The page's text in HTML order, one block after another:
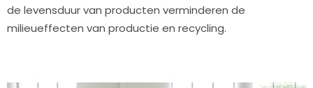
de levensduur van producten verminderen de
milieueffecten van productie en recycling.